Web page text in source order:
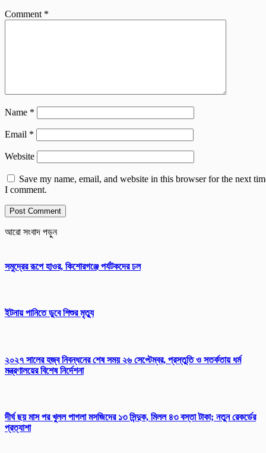
Comment *
Name *
Email *
Website
Save my name, email, and website in this browser for the next
I comment.
আরো সংবাদ পড়ুন
সমুদ্রের রূপে হাওর, কিশোরগঞ্জে পর্যটকদের ঢল
ইটনায় পানিতে ডুবে শিশুর মৃত্যু
২০২৭ সালের হজ্ব নিবন্ধনের শেষ সময় ২৬ সেপ্টেম্বর, প্রস্তুতি ও সতর্কতায় ধর্ম
মন্ত্রণালয়ের বিশেষ নির্দেশনা
দীর্ঘ ছয় মাস পর খুলল পাগলা মসজিদের ১৩ সিন্দুক, মিলল ৪৩ বস্তা টাকা; নতুন রেকর্ডের
প্রত্যাশা